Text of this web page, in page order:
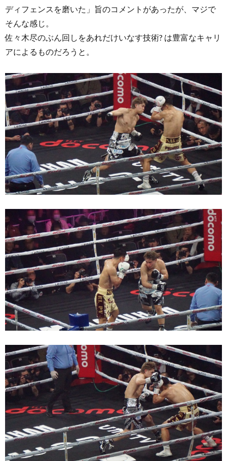
ディフェンスを磨いた」旨のコメントがあったが、マジで
そんな感じ。
佐々木尽のぶん回しをあれだけいなす技術? は豊富なキャリ
アによるものだろうと。